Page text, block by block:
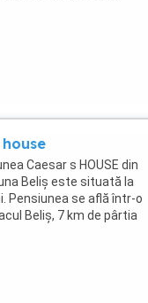
Caesar s HOUSE din
Beliș este situată la
Pensiunea se află într-o
Beliș, 7 km de pârtia